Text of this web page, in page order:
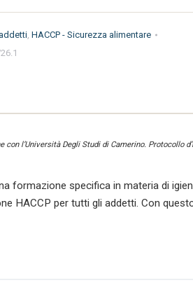
, HACCP - Sicurezza alimentare
l’Università Degli Studi di Camerino. Protocollo
formazione specifica in materia di
HACCP per tutti gli addetti. Con